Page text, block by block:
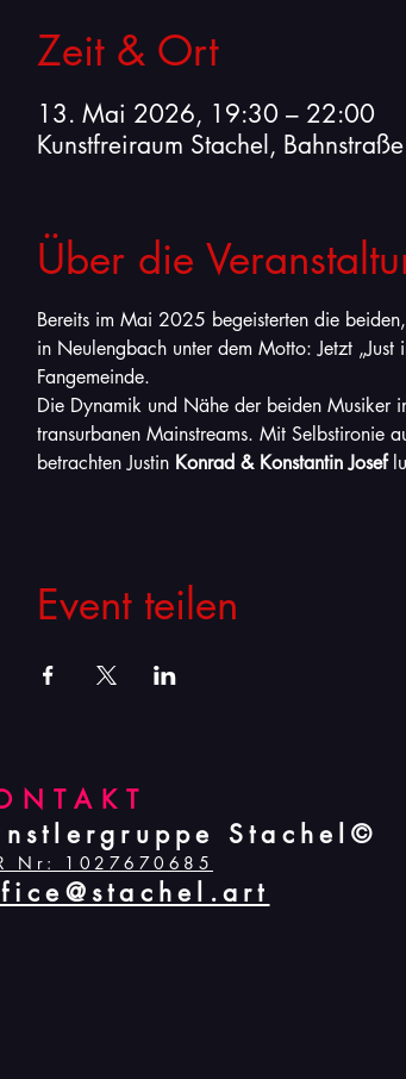
Zeit & Ort
13. Mai 2026, 19:30 – 22:00
Kunstfreiraum Stachel,
Über die
Bereits im Mai 2025 begeisterten die
in Neulengbach unter dem Motto: Jetzt
Fangemeinde.
Die Dynamik und Nähe der beiden Musiker
transurbanen Mainstreams. Mit Selbstironie
betrachten Justin Konrad & Konstantin Josef
Event teilen
Stachel©
Nr: 1027670685